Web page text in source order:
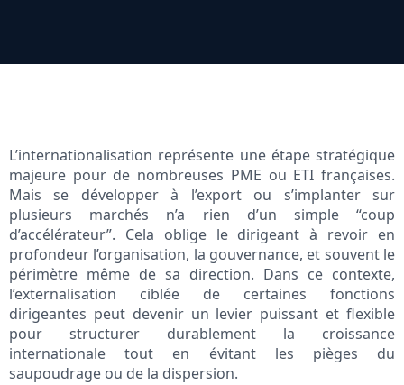
L’internationalisation représente une étape stratégique
majeure pour de nombreuses PME ou ETI françaises.
Mais se développer à l’export ou s’implanter sur
plusieurs marchés n’a rien d’un simple “coup
d’accélérateur”. Cela oblige le dirigeant à revoir en
profondeur l’organisation, la gouvernance, et souvent le
périmètre même de sa direction. Dans ce contexte,
l’externalisation ciblée de certaines fonctions
dirigeantes peut devenir un levier puissant et flexible
pour structurer durablement la croissance
internationale tout en évitant les pièges du
saupoudrage ou de la dispersion.